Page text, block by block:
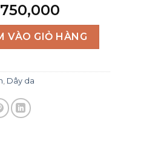
price
is:
VÀO GIỎ HÀNG
, Dây da